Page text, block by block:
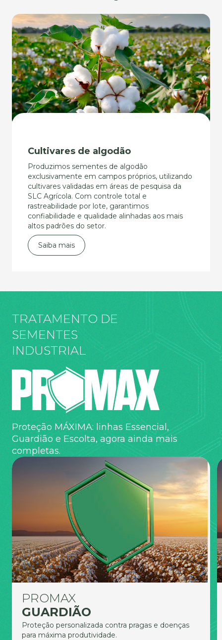
Cultivares de algodão
Produzimos sementes de algodão
exclusivamente em campos próprios, utilizando
cultivares validadas em áreas de pesquisa da
SLC Agrícola. Com controle total e
rastreabilidade por lote, garantimos
confiabilidade e qualidade alinhadas aos mais
altos padrões do setor.
Saiba mais
TRATAMENTO DE
SEMENTES
INDUSTRIAL
Proteção MÁXIMA: linhas Essencial,
Guardião e Escolta, agora ainda mais
completas.
PROMAX
GUARDIÃO
Proteção personalizada contra pragas e doenças
para máxima produtividade.